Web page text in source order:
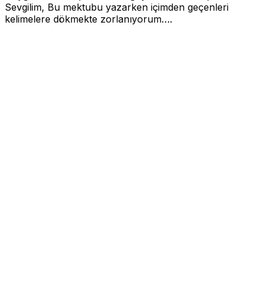
Sevgilim, Bu mektubu yazarken içimden geçenleri
kelimelere dökmekte zorlanıyorum….